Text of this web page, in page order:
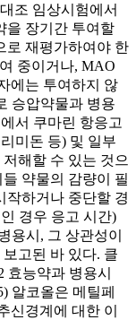
조 임상시험에서
을 장기간 투여할
로 재평가하여야 한
중이거나, MAO
에는 투여하지 않
승압약물과 병용
서 쿠마린 항응고
미돈 등) 및 일부
해할 수 있는 것으
약물의 감량이 필
작하거나 중단할 경
경우 응고 시간)
용시, 그 상관성이
고된 바 있다. 클
효능약과 병용시
알코올은 메틸페
신경계에 대한 이